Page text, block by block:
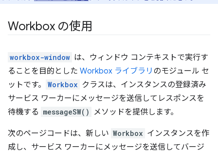
Workbox の使用
workbox-window は、ウィンドウ コンテキストで実行す
ることを目的とした Workbox ライブラリ のモジュール セ
ットです。
Workbox クラスは、インスタンスの登録済み
サービス ワーカーにメッセージを送信してレスポンスを
待機する messageSW() メソッドを提供します。
次のページコードは、新しい Workbox インスタンスを作
成し、サービス ワーカーにメッセージを送信してバージ